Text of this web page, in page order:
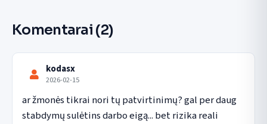
Komentarai (2)
kodasx
2026-02-15
ar žmonės tikrai nori tų patvirtinimų? gal per daug
stabdymų sulėtins darbo eigą... bet rizika reali